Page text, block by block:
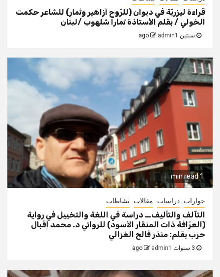
قراءة ليزريّة في ديوان (للرّوح أزاهير وثمار) للشاعر حكمت
الخولي / بقلم الأستاذة تمارا شلهوب /لبنان
سنتين ago admin1
1 min read
حوارات دراسات مقالات نشاطات
التآلف والتأليف… دراسة في اللغة والتخييل في رواية
(العرّافة ذات المنقار الأسود) للروائي د. محمد إقبال
حرب بقلم: منذر فالح الغزالي
admin1